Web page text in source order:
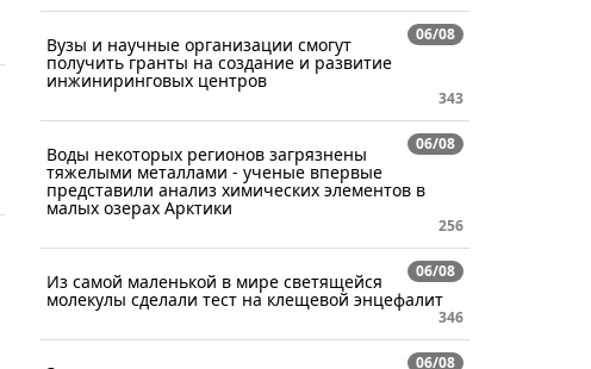
06/08
Вузы и научные организации смогут
получить гранты на создание и развитие
инжиниринговых центров
343
06/08
Воды некоторых регионов загрязнены
тяжелыми металлами - ученые впервые
представили анализ химических элементов в
малых озерах Арктики
256
06/08
Из самой маленькой в мире светящейся
молекулы сделали тест на клещевой энцефалит
346
06/08